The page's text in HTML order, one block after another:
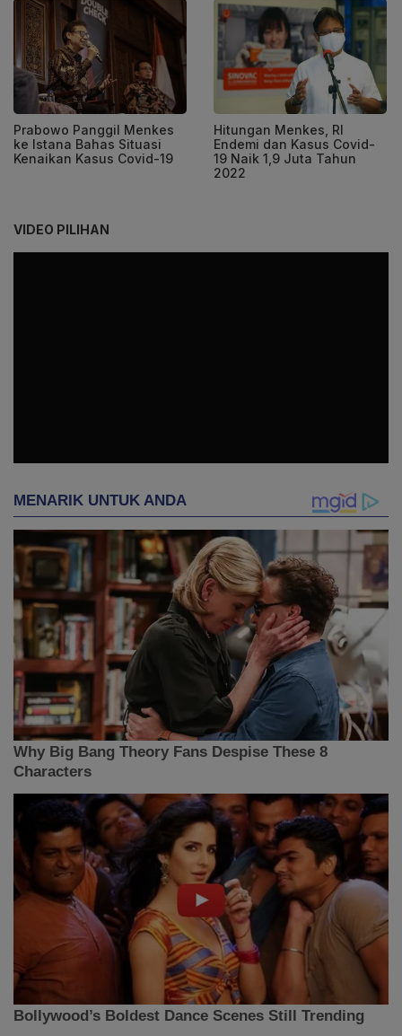
Prabowo Panggil Menkes
ke Istana Bahas Situasi
Kenaikan Kasus Covid-19
Hitungan Menkes, RI
Endemi dan Kasus Covid-
19 Naik 1,9 Juta Tahun
2022
VIDEO PILIHAN